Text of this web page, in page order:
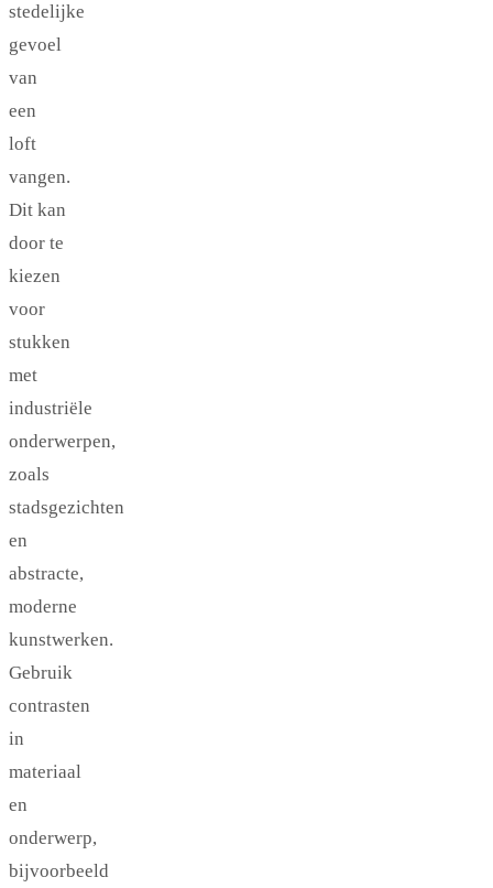
stedelijke
gevoel
van
een
loft
vangen.
Dit kan
door te
kiezen
voor
stukken
met
industriële
onderwerpen,
zoals
stadsgezichten
en
abstracte,
moderne
kunstwerken.
Gebruik
contrasten
in
materiaal
en
onderwerp,
bijvoorbeeld